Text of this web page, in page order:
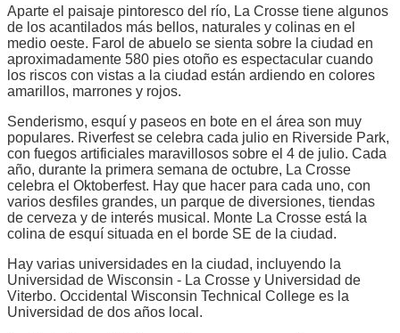
Aparte el paisaje pintoresco del río, La Crosse tiene algunos
de los acantilados más bellos, naturales y colinas en el
medio oeste. Farol de abuelo se sienta sobre la ciudad en
aproximadamente 580 pies otoño es espectacular cuando
los riscos con vistas a la ciudad están ardiendo en colores
amarillos, marrones y rojos.
Senderismo, esquí y paseos en bote en el área son muy
populares. Riverfest se celebra cada julio en Riverside Park,
con fuegos artificiales maravillosos sobre el 4 de julio. Cada
año, durante la primera semana de octubre, La Crosse
celebra el Oktoberfest. Hay que hacer para cada uno, con
varios desfiles grandes, un parque de diversiones, tiendas
de cerveza y de interés musical. Monte La Crosse está la
colina de esquí situada en el borde SE de la ciudad.
Hay varias universidades en la ciudad, incluyendo la
Universidad de Wisconsin - La Crosse y Universidad de
Viterbo. Occidental Wisconsin Technical College es la
Universidad de dos años local.